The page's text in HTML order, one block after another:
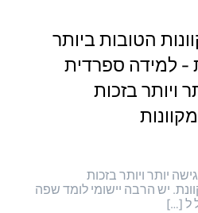
הטובות ביותר
- למידה ספרדית
ויותר בזכות
יותר ויותר בזכות
יש הרבה יישומי לומד שפה
ל […]